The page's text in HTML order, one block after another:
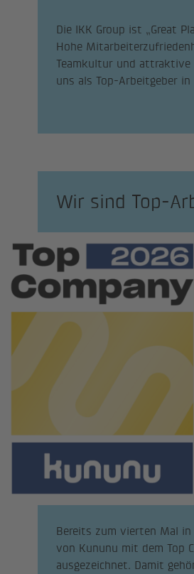
Die IKK Group ist „Great
Hohe
Teamkultur und attraktive
uns als Top-Arbeitgeber in
Wir sind Top-
Bereits zum vierten Mal
von Kununu mit dem Top
ausgezeichnet. Damit